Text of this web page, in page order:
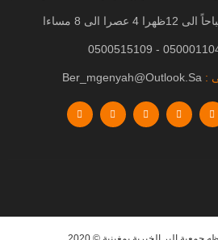
0500011042 -
:
Ber_mgenyah@outlook.sa